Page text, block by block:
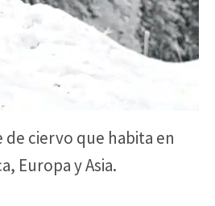
de ciervo que habita en
Europa y Asia.